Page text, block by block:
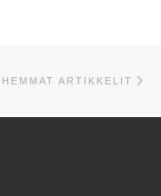
ARTIKKELIT